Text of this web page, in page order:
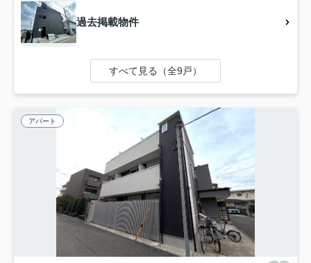
過去掲載物件
すべて見る（全9戸）
アパート